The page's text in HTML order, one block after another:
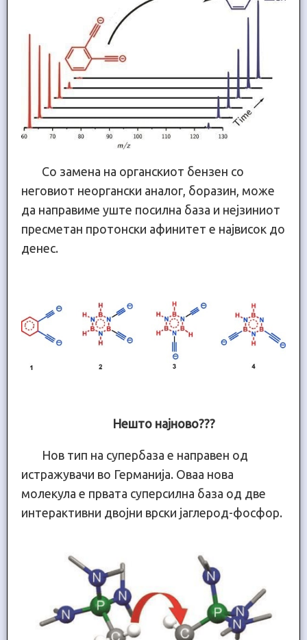
Со замена на органскиот бензен со
неговиот неоргански аналог, боразин, може
да направиме уште посилна база и нејзиниот
пресметан протонски афинитет е највисок до
денес.
Нешто најново???
Нов тип на супербаза е направен од
истражувачи во Германија. Оваа нова
молекула е првата суперсилна база од две
интерактивни двојни врски јаглерод-фосфор.